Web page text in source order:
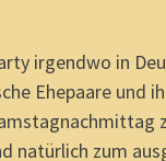
irgendwo in
Ehepaare und
natürlich zum